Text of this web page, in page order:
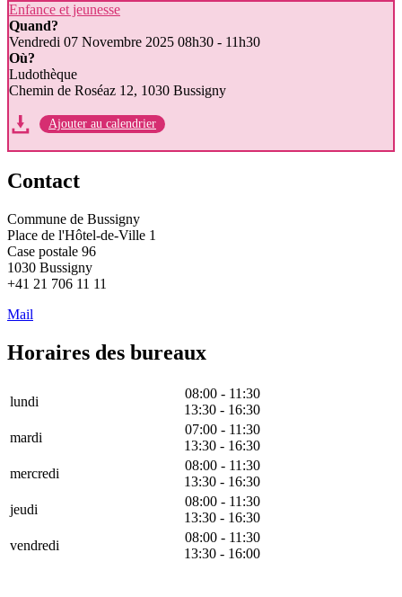
Enfance et jeunesse
Quand?
Vendredi 07 Novembre 2025 08h30 - 11h30
Où?
Ludothèque
Chemin de Roséaz 12, 1030 Bussigny
Ajouter au calendrier
Contact
Commune de Bussigny
Place de l'Hôtel-de-Ville 1
Case postale 96
1030 Bussigny
+41 21 706 11 11
Mail
Horaires des bureaux
lundi
08:00 - 11:30
13:30 - 16:30
mardi
07:00 - 11:30
13:30 - 16:30
mercredi
08:00 - 11:30
13:30 - 16:30
jeudi
08:00 - 11:30
13:30 - 16:30
vendredi
08:00 - 11:30
13:30 - 16:00